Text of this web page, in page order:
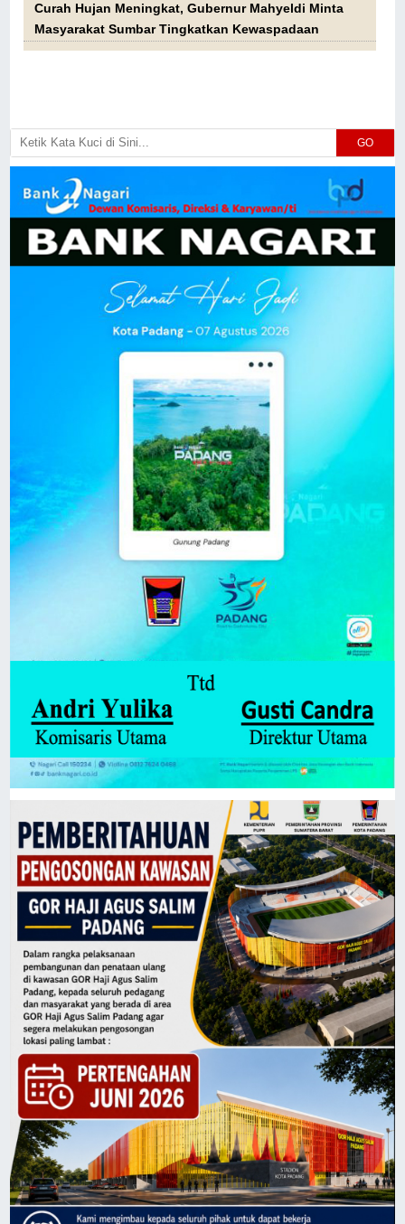
Curah Hujan Meningkat, Gubernur Mahyeldi Minta
Masyarakat Sumbar Tingkatkan Kewaspadaan
GO